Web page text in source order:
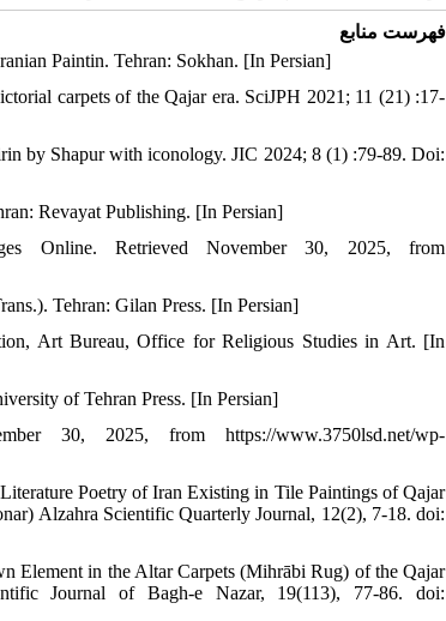
فهرست منابع
Paintin. Tehran: Sokhan. [In Persian]
carpets of the Qajar era. SciJPH 2021; 11 (21) :17-
by Shapur with iconology. JIC 2024; 8 (1) :79-89. Doi:
Revayat Publishing. [In Persian]
Online. Retrieved November 30, 2025, from
Tehran: Gilan Press. [In Persian]
Art Bureau, Office for Religious Studies in Art. [In
of Tehran Press. [In Persian]
30, 2025, from https://www.3750lsd.net/wp-
Poetry of Iran Existing in Tile Paintings of Qajar
Alzahra Scientific Quarterly Journal, 12(2), 7-18. doi:
Element in the Altar Carpets (Mihrābi Rug) of the Qajar
Journal of Bagh-e Nazar, 19(113), 77-86. doi: